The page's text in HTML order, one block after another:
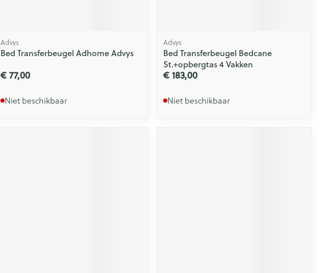
Advys
Bed Transferbeugel Adhome Advys
€ 77,00
Niet beschikbaar
Advys
Bed Transferbeugel Bedcane
St.+opbergtas 4 Vakken
€ 183,00
Niet beschikbaar